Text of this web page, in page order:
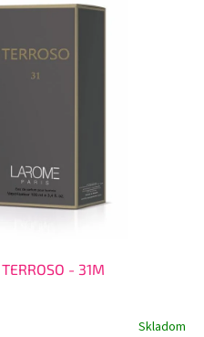
- 31M
Skladom